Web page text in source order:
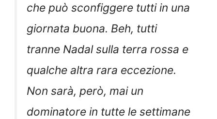
che può sconfiggere tutti in una
giornata buona. Beh, tutti
tranne Nadal sulla terra rossa e
qualche altra rara eccezione.
Non sarà, però, mai un
dominatore in tutte le settimane